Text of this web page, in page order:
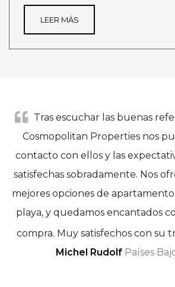
LEER MÁS
Tras escuchar las buenas
Cosmopolitan Properties nos
contacto con ellos y las
satisfechas sobradamente. Nos
mejores opciones de
playa, y quedamos encantados
compra. Muy satisfechos con su
Michel Rudolf Países
Marie Petersen